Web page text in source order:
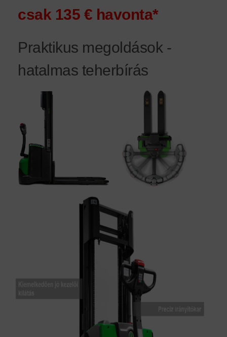
csak 135 € havonta*
Praktikus megoldások -
hatalmas teherbírás